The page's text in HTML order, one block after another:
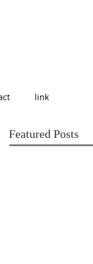
link
Featured Posts